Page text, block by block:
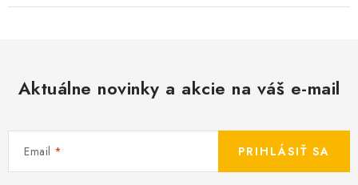
Aktuálne novinky a akcie na váš e-mail
Email PRIHLÁSIŤ SA